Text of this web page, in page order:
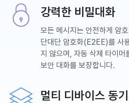
강력한 비밀대화
모든 메시지는 안전하게 암
단대단 암호화(E2EE)를 사
지 않으며, 자동 삭제 타이머
보안 대화를 보장합니다.
멀티 디바이스 동